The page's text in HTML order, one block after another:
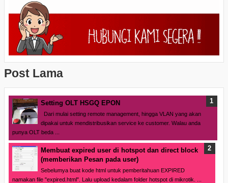
Post Lama
Setting OLT HSGQ EPON
Dari mulai setting remote management, hingga VLAN yang akan
dipakai untuk mendistribusikan service ke customer. Walau anda
punya OLT beda ...
Membuat expired user di hotspot dan direct block
(memberikan Pesan pada user)
Sebelumya buat kode html untuk pemberitahuan EXPIRED
namakan file "expired.html". Lalu upload kedalam folder hotspot di mikrotik. ...